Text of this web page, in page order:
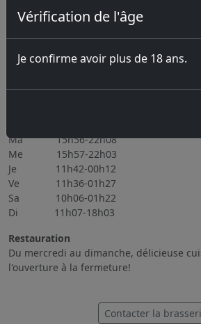
Vérification de l'âge
Je confirme avoir plus de 18 ans.
Jobs
Prochains évènements
06.11.2026 Brassin Public 6-7.11.2026
Heures d'ouverture
Ma 15h56-22h08
Me 15h57-22h03
Je 11h42-00h12
Ve 11h36-01h27
Sa 10h06-01h22
Di 11h07-18h03
Restauration
Du mercredi au dimanche, délicieuse
l'ouverture à la fermeture!
Contacter la